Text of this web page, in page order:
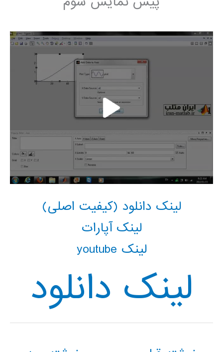
لینک دانلود (کیفیت اصلی)
لینک آپارات
لینک youtube
لینک دانلود